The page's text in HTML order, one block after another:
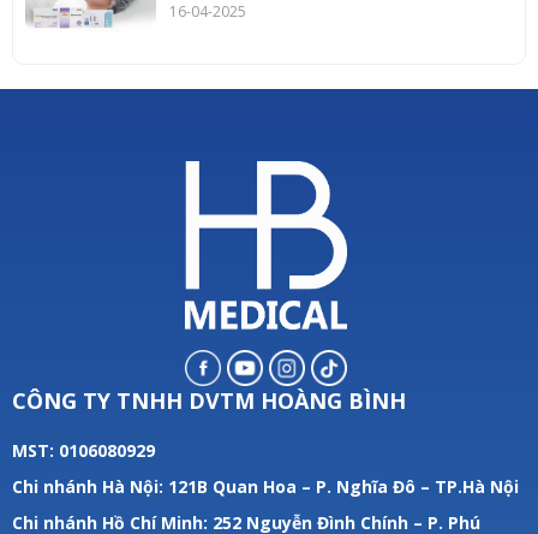
16-04-2025
CÔNG TY TNHH DVTM HOÀNG BÌNH
MST: 0106080929
Chi nhánh Hà Nội: 121B Quan Hoa – P. Nghĩa Đô – TP.Hà Nội
Chi nhánh Hồ Chí Minh: 252 Nguyễn Đình Chính – P. Phú